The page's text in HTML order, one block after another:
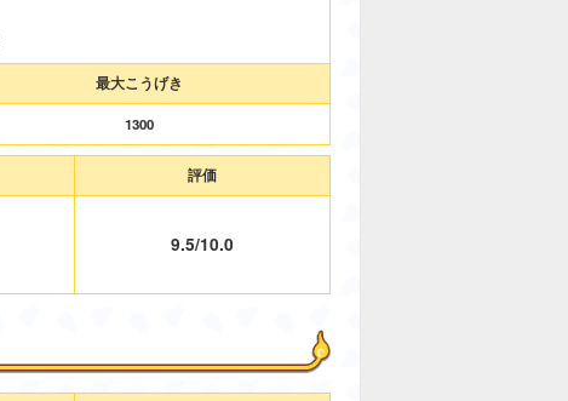
最大こうげき
1300
評価
9.5/10.0